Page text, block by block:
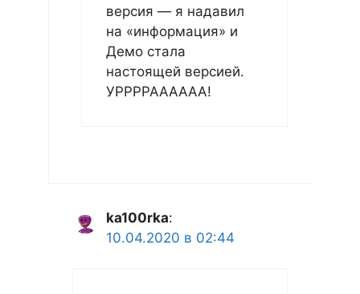
версия — я надавил
на «информация» и
Демо стала
настоящей версией.
УРРРРАААААА!
ka100rka:
10.04.2020 в 02:44